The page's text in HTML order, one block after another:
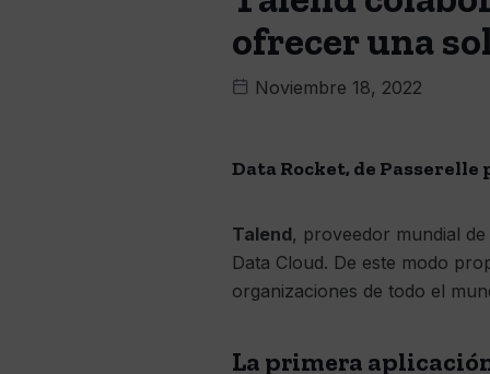
ofrecer una
Noviembre 18, 2022
Data Rocket, de
Talend, proveedor mundial
Data Cloud. De este modo
organizaciones de todo el
La primera